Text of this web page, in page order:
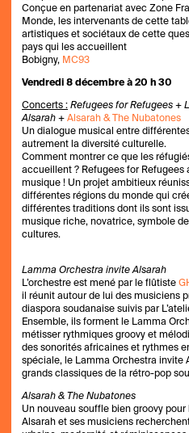
Conçue en partenariat avec Zone
Monde, les intervenants de cette
artistiques et sociétaux de cette
pays qui les accueillent
Bobigny, MC93
Vendredi 8 décembre à 20 h 30
Concerts : Refugees for Refugees +
Alsarah + Alsarah & The Nubatones
Un dialogue musical entre
autrement la diversité culturelle.
Comment montrer ce que les
accueillent ? Refugees for Refugees
musique ! Un projet ambitieux
différentes régions du monde qui
différentes traditions dont ils sont
musique riche, novatrice, symbole
cultures.
Lamma Orchestra invite Alsarah
L’orchestre est mené par le flûtiste
il réunit autour de lui des musiciens
diaspora soudanaise suivis par
Ensemble, ils forment le Lamma
métisser rythmiques groovy et
des sonorités africaines et rythmes
spéciale, le Lamma Orchestra invite
grands classiques de la rétro-pop
Alsarah & The Nubatones
Un nouveau souffle bien groovy
Alsarah et ses musiciens